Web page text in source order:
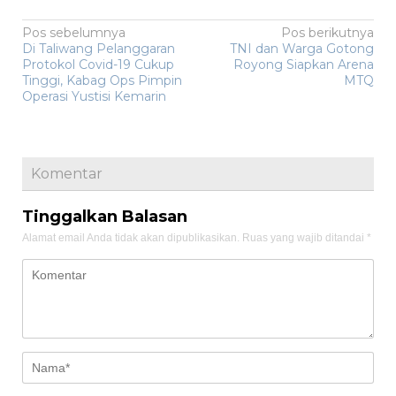
Navigasi
pos
Pos sebelumnya
Di Taliwang Pelanggaran
Protokol Covid-19 Cukup
Tinggi, Kabag Ops Pimpin
Operasi Yustisi Kemarin
Pos berikutnya
TNI dan Warga Gotong
Royong Siapkan Arena
MTQ
Komentar
Tinggalkan Balasan
Alamat email Anda tidak akan dipublikasikan. Ruas yang wajib ditandai *